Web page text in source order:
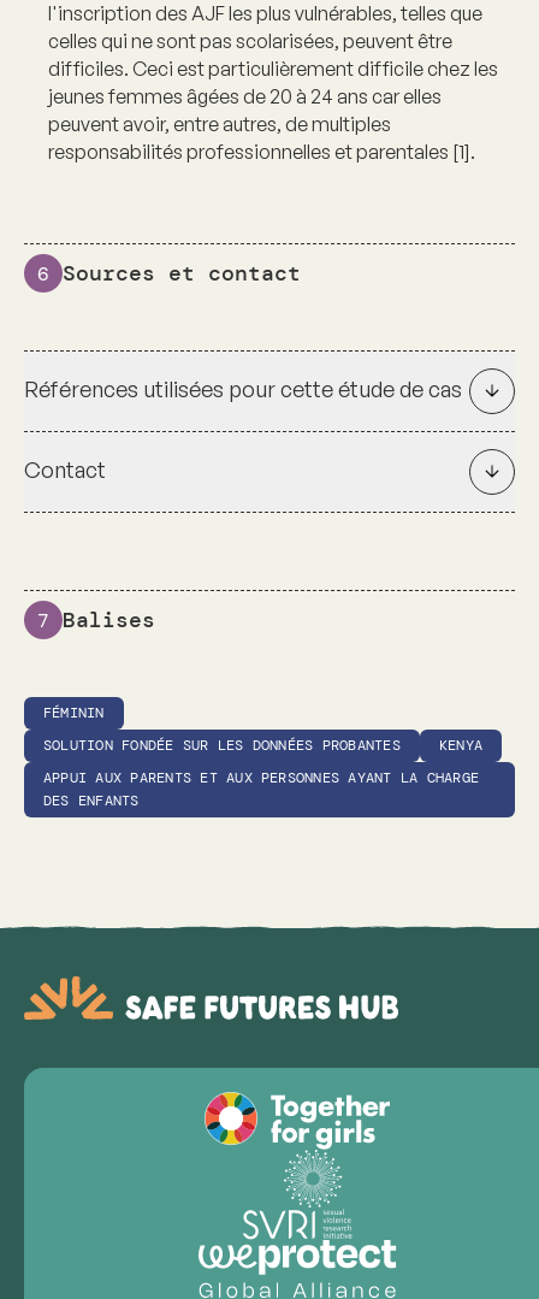
l'inscription des AJF les plus vulnérables, telles que
celles qui ne sont pas scolarisées, peuvent être
difficiles. Ceci est particulièrement difficile chez les
jeunes femmes âgées de 20 à 24 ans car elles
peuvent avoir, entre autres, de multiples
responsabilités professionnelles et parentales [1].
6 Sources et contact
Références utilisées pour cette étude de cas
Contact
7 Balises
FÉMININ
SOLUTION FONDÉE SUR LES DONNÉES PROBANTES
KENYA
APPUI AUX PARENTS ET AUX PERSONNES AYANT LA CHARGE
DES ENFANTS